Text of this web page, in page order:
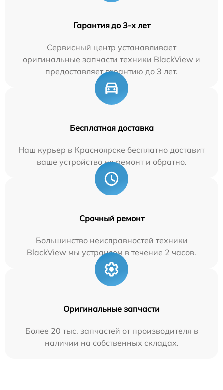
Гарантия до 3-х лет
Сервисный центр устанавливает
оригинальные запчасти техники BlackView и
предоставляет гарантию до 3 лет.
Бесплатная доставка
Наш курьер в Красноярске бесплатно доставит
ваше устройство на ремонт и обратно.
Срочный ремонт
Большинство неисправностей техники
BlackView мы устраняем в течение 2 часов.
Оригинальные запчасти
Более 20 тыс. запчастей от производителя в
наличии на собственных складах.